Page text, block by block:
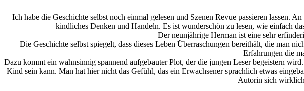
Ich habe die Geschichte selbst noch einmal gelesen und Szenen Revue passieren
kindliches Denken und Handeln. Es ist wunderschön zu lesen, wie einfach
Der neunjährige Herman ist eine sehr
Die Geschichte selbst spiegelt, dass dieses Leben Überraschungen bereithält, die man
Erfahrungen die
Dazu kommt ein wahnsinnig spannend aufgebauter Plot, der die jungen Leser begeistern
Kind sein kann. Man hat hier nicht das Gefühl, das ein Erwachsener sprachlich etwas
Autorin sich